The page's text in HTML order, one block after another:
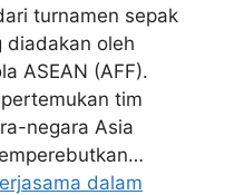
turnamen sepak
diadakan oleh
ASEAN (AFF).
tim
negara Asia
dalam